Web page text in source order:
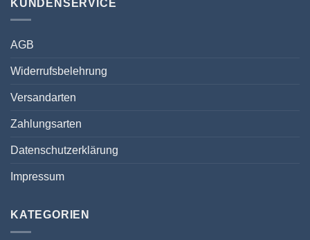
KUNDENSERVICE
AGB
Widerrufsbelehrung
Versandarten
Zahlungsarten
Datenschutzerklärung
Impressum
KATEGORIEN